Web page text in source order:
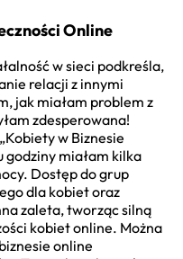
Online
w sieci podkreśla,
relacji z innymi
jak miałam problem z
zdesperowana!
w Biznesie
godziny miałam kilka
Dostęp do grup
dla kobiet oraz
zaleta, tworząc silną
kobiet online. Można
online